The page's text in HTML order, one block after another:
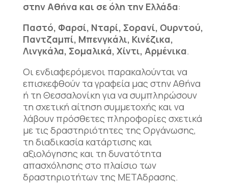
στην Αθήνα και σε όλη την Ελλάδα:
Παστό, Φαρσί, Νταρί, Σορανί, Ουρντού,
Παντζαμπί, Μπενγκάλι, Κινέζικα,
Λινγκάλα, Σομαλικά, Χίντι, Αρμένικα.
Οι ενδιαφερόμενοι παρακαλούνται να
επισκεφθούν τα γραφεία μας στην Αθήνα
ή τη Θεσσαλονίκη για να συμπληρώσουν
τη σχετική αίτηση συμμετοχής και να
λάβουν πρόσθετες πληροφορίες σχετικά
με τις δραστηριότητες της Οργάνωσης,
τη διαδικασία κατάρτισης και
αξιολόγησης και τη δυνατότητα
απασχόλησης στο πλαίσιο των
δραστηριοτήτων της ΜΕΤΑδρασης.